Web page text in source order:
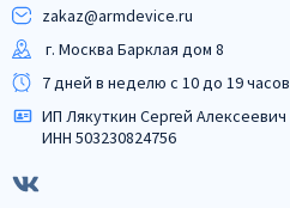
zakaz@armdeviсe.ru
г. Москва Барклая дом 8
7 дней в неделю с 10 до 19 часов
ИП Лякуткин Сергей Алексеевич
ИНН 503230824756